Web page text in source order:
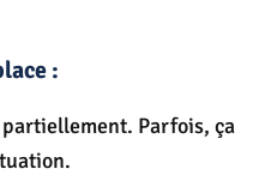
:
partiellement. Parfois, ça